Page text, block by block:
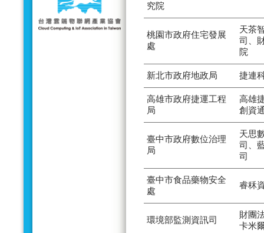
究院
桃園市政府住宅發展
處
天茶
司、
院
新北市政府地政局 捷連
高雄市政府捷運工程
局
高雄
創資
臺中市政府數位治理
局
天思
司、
司
臺中市食品藥物安全
處
睿秝
環境部監測資訊司
財團
卡米